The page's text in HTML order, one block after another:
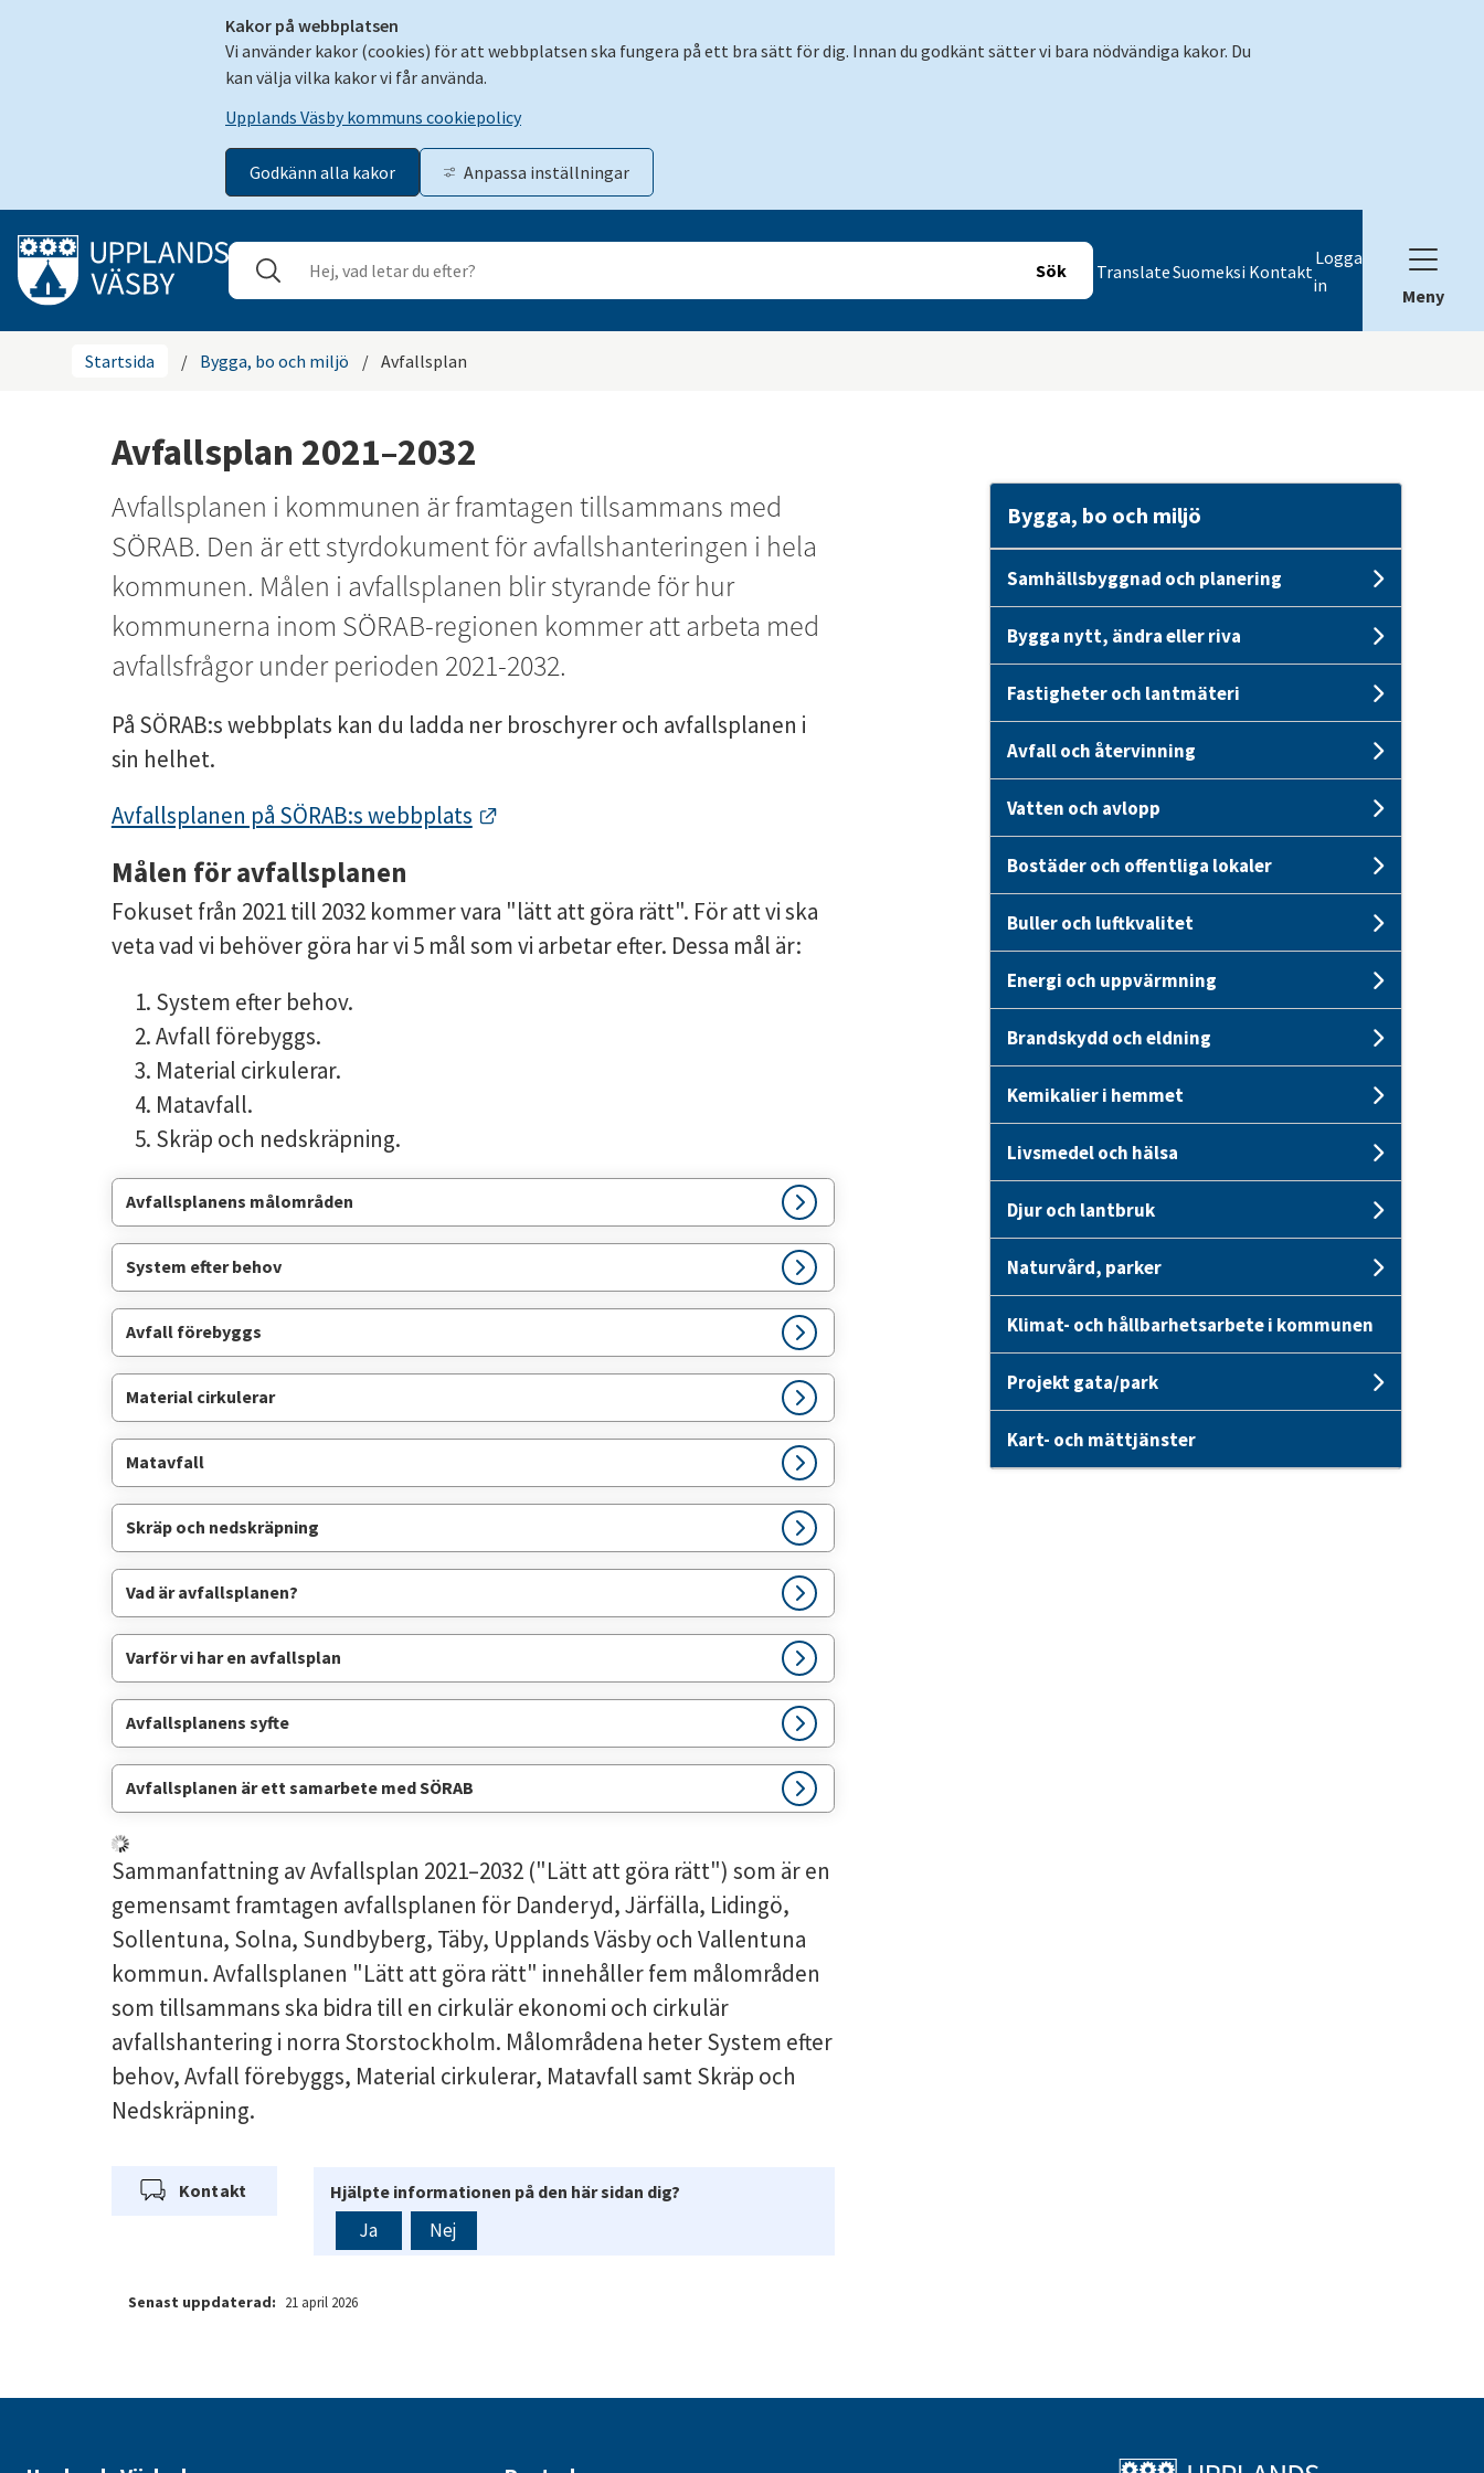
Kakor på webbplatsen
Vi använder kakor (cookies) för att webbplatsen ska fungera på ett bra sätt för dig. Innan du godkänt sätter vi bara nödvändiga kakor. Du
kan välja vilka kakor vi får använda.
Upplands Väsby kommuns cookiepolicy
Godkänn alla kakor Anpassa inställningar
Gå till innehåll
Sök
TranslateSuomeksi Kontakt
Logga
in
Meny
Startsida / Bygga, bo och miljö / Avfallsplan
Avfallsplan 2021–2032
Avfallsplanen i kommunen är framtagen tillsammans med
SÖRAB. Den är ett styrdokument för avfallshanteringen i hela
kommunen. Målen i avfallsplanen blir styrande för hur
kommunerna inom SÖRAB-regionen kommer att arbeta med
avfallsfrågor under perioden 2021-2032.
På SÖRAB:s webbplats kan du ladda ner broschyrer och avfallsplanen i
sin helhet.
Avfallsplanen på SÖRAB:s webbplats
Målen för avfallsplanen
Fokuset från 2021 till 2032 kommer vara "lätt att göra rätt". För att vi ska
veta vad vi behöver göra har vi 5 mål som vi arbetar efter. Dessa mål är:
System efter behov.
Avfall förebyggs.
Material cirkulerar.
Matavfall.
Skräp och nedskräpning.
Avfallsplanens målområden
System efter behov
Avfall förebyggs
Material cirkulerar
Matavfall
Skräp och nedskräpning
Vad är avfallsplanen?
Varför vi har en avfallsplan
Avfallsplanens syfte
Avfallsplanen är ett samarbete med SÖRAB
Sammanfattning av Avfallsplan 2021–2032 ("Lätt att göra rätt") som är en
gemensamt framtagen avfallsplanen för Danderyd, Järfälla, Lidingö,
Sollentuna, Solna, Sundbyberg, Täby, Upplands Väsby och Vallentuna
kommun. Avfallsplanen "Lätt att göra rätt" innehåller fem målområden
som tillsammans ska bidra till en cirkulär ekonomi och cirkulär
avfallshantering i norra Storstockholm. Målområdena heter System efter
behov, Avfall förebyggs, Material cirkulerar, Matavfall samt Skräp och
Nedskräpning.
Kontakt Hjälpte informationen på den här sidan dig?
Ja Nej
Senast uppdaterad: 21 april 2026
Bygga, bo och miljö
Samhällsbyggnad och planering
Bygga nytt, ändra eller riva
Fastigheter och lantmäteri
Avfall och återvinning
Vatten och avlopp
Bostäder och offentliga lokaler
Buller och luftkvalitet
Energi och uppvärmning
Brandskydd och eldning
Kemikalier i hemmet
Livsmedel och hälsa
Djur och lantbruk
Naturvård, parker
Klimat- och hållbarhetsarbete i kommunen
Projekt gata/park
Kart- och mättjänster